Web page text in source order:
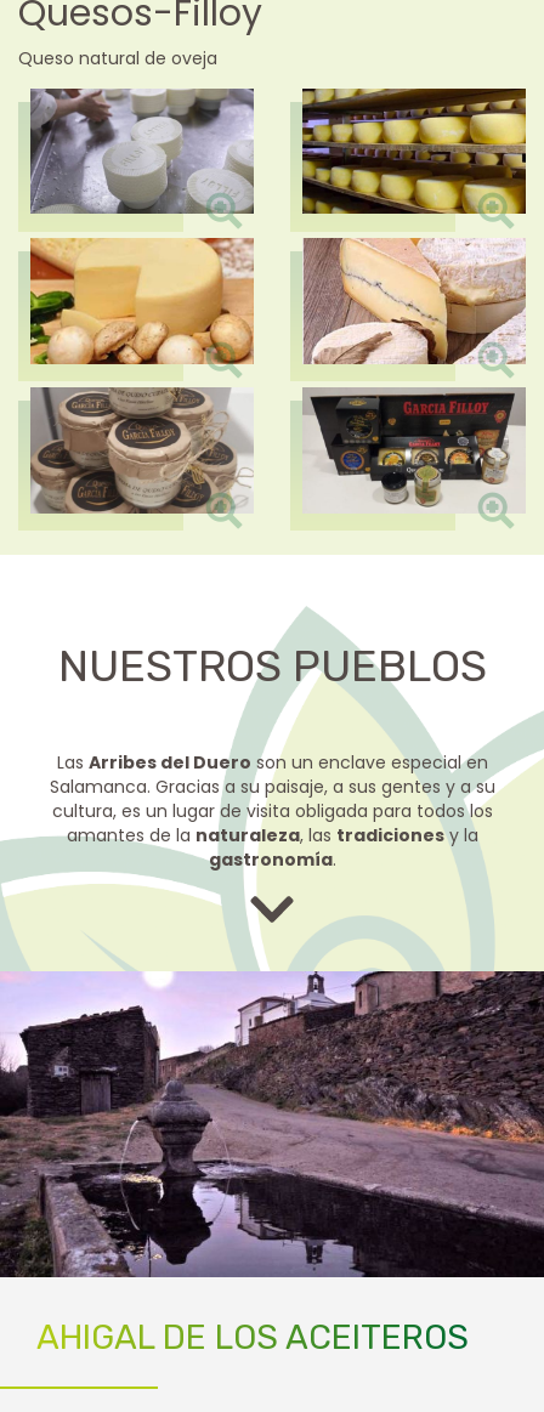
Quesos-Filloy
Queso natural de oveja
NUESTROS PUEBLOS
Las Arribes del Duero son un enclave especial en
Salamanca. Gracias a su paisaje, a sus gentes y a su
cultura, es un lugar de visita obligada para todos los
amantes de la naturaleza, las tradicionesy la
gastronomía.
AHIGAL DE LOS ACEITEROS